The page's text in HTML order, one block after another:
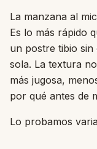
La manzana al
Es lo más rápido
un postre tibio
sola. La textura
más jugosa,
por qué antes de
Lo probamos